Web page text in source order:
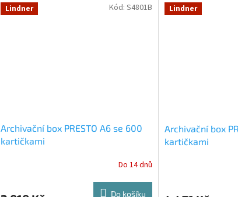
Lindner
Archivační box PRESTO A6 se 600
kartičkami
Do 14 dnů
Do košíku
Kód: S4801B Lindner
Archivační box
kartičkami